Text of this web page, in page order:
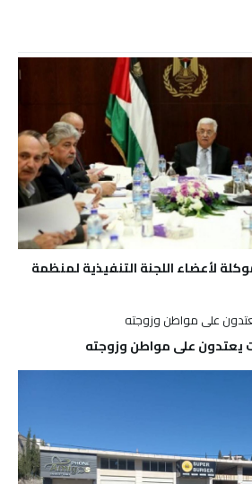
لأعضاء اللجنة التنفيذية لمنظمة
يعتدون على مواطن وزوجته